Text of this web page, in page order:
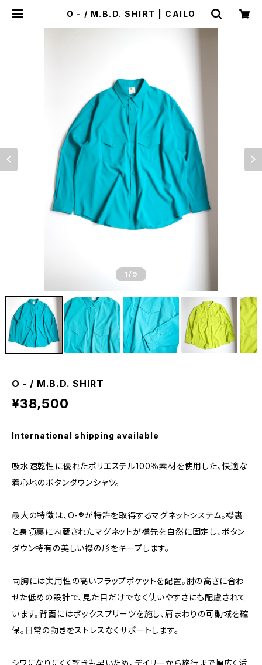
O - / M.B.D. SHIRT | CAILO
1 /9
O - / M.B.D. SHIRT
¥38,500
International shipping available
吸水速乾性に優れたポリエステル100％素材を使用した、快適な
着心地のボタンダウンシャツ。
最大の特徴は、O-®︎が特許を取得するマグネットシステム。襟裏
と身頃裏に内蔵されたマグネットが襟先を自然に固定し、ボタン
ダウン特有の美しい襟の形をキープします。
両胸には実用性の高いフラップポケットを配置。肘の高さに合わ
せた低めの設計で、見た目だけでなく使いやすさにも配慮されて
います。背面にはボックスプリーツを施し、肩まわりの可動域を確
保。日常の動きをストレスなくサポートします。
シワになりにくく乾きも早いため、デイリーから旅行まで幅広く活